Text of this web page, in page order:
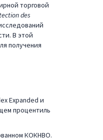
торговой
des
В этой
получения
Expanded и
процентиль
КОКНВО.